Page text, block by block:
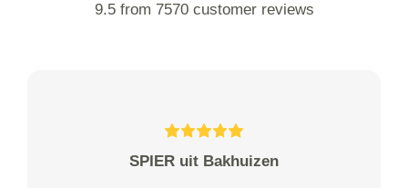
9.5 from 7570 customer reviews
SPIER uit Bakhuizen